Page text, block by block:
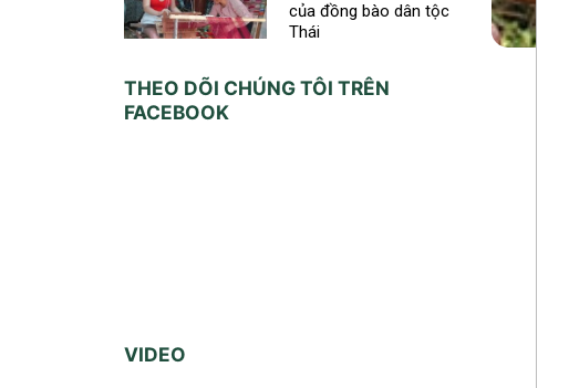
của đồng bào dân tộc
Thái
THEO DÕI CHÚNG TÔI TRÊN
FACEBOOK
VIDEO